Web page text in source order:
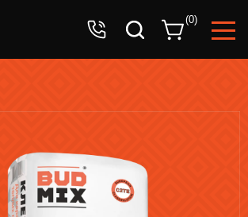
(0)
Ожидайте звонка оператора.